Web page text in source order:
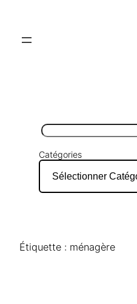
contenu
Rechercher
Catégories
Étiquette : ménagère